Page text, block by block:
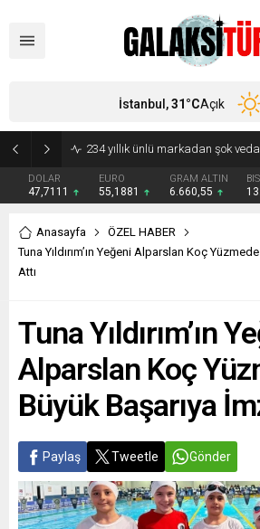
Vücudunuzu zehirliyor: Varsa
DOLAR
47,7111
EURO
55,1881
GRAM ALTIN
6.660,55
İstanbul,31°CAçık
Anasayfa
ÖZEL HABER
Tuna Yıldırım’ın Yeğeni Alparslan Koç
Attı
Tuna Yıldırım’ın
Alparslan Koç
Büyük Başarıya
Paylaş Tweetle Gönder